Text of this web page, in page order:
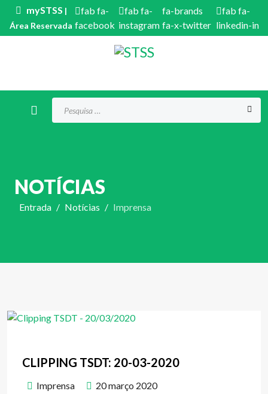
mySTSS |
Área Reservada
fab fa-
facebook
fab fa-
instagram
fa-brands
fa-x-twitter
fab fa-
linkedin-in
NOTÍCIAS
Entrada Notícias Imprensa
CLIPPING TSDT: 20-03-2020
Imprensa 20 março 2020